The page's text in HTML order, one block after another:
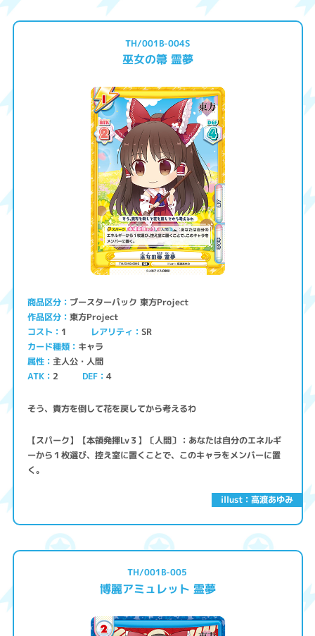
illust：高渡あゆみ
TH/001B-004S
巫女の箒 霊夢
商品区分 ブースターパック 東方Project
作品区分 東方Project
コスト 1 レアリティ SR
カード種類 キャラ
属性 主人公・人間
ATK 2 DEF 4
そう、貴方を倒して花を戻してから考えるわ
【スパーク】【本領発揮Lv３】〔人間〕：あなたは自分のエネルギ
ーから１枚選び、控え室に置くことで、このキャラをメンバーに置
く。
TH/001B-005
博麗アミュレット 霊夢